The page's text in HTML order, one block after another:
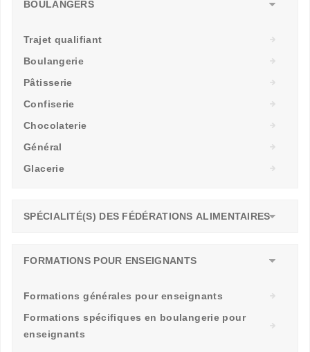
BOULANGERS
Trajet qualifiant
Boulangerie
Pâtisserie
Confiserie
Chocolaterie
Général
Glacerie
SPÉCIALITÉ(S) DES FÉDÉRATIONS ALIMENTAIRES
FORMATIONS POUR ENSEIGNANTS
Formations générales pour enseignants
Formations spécifiques en boulangerie pour
enseignants